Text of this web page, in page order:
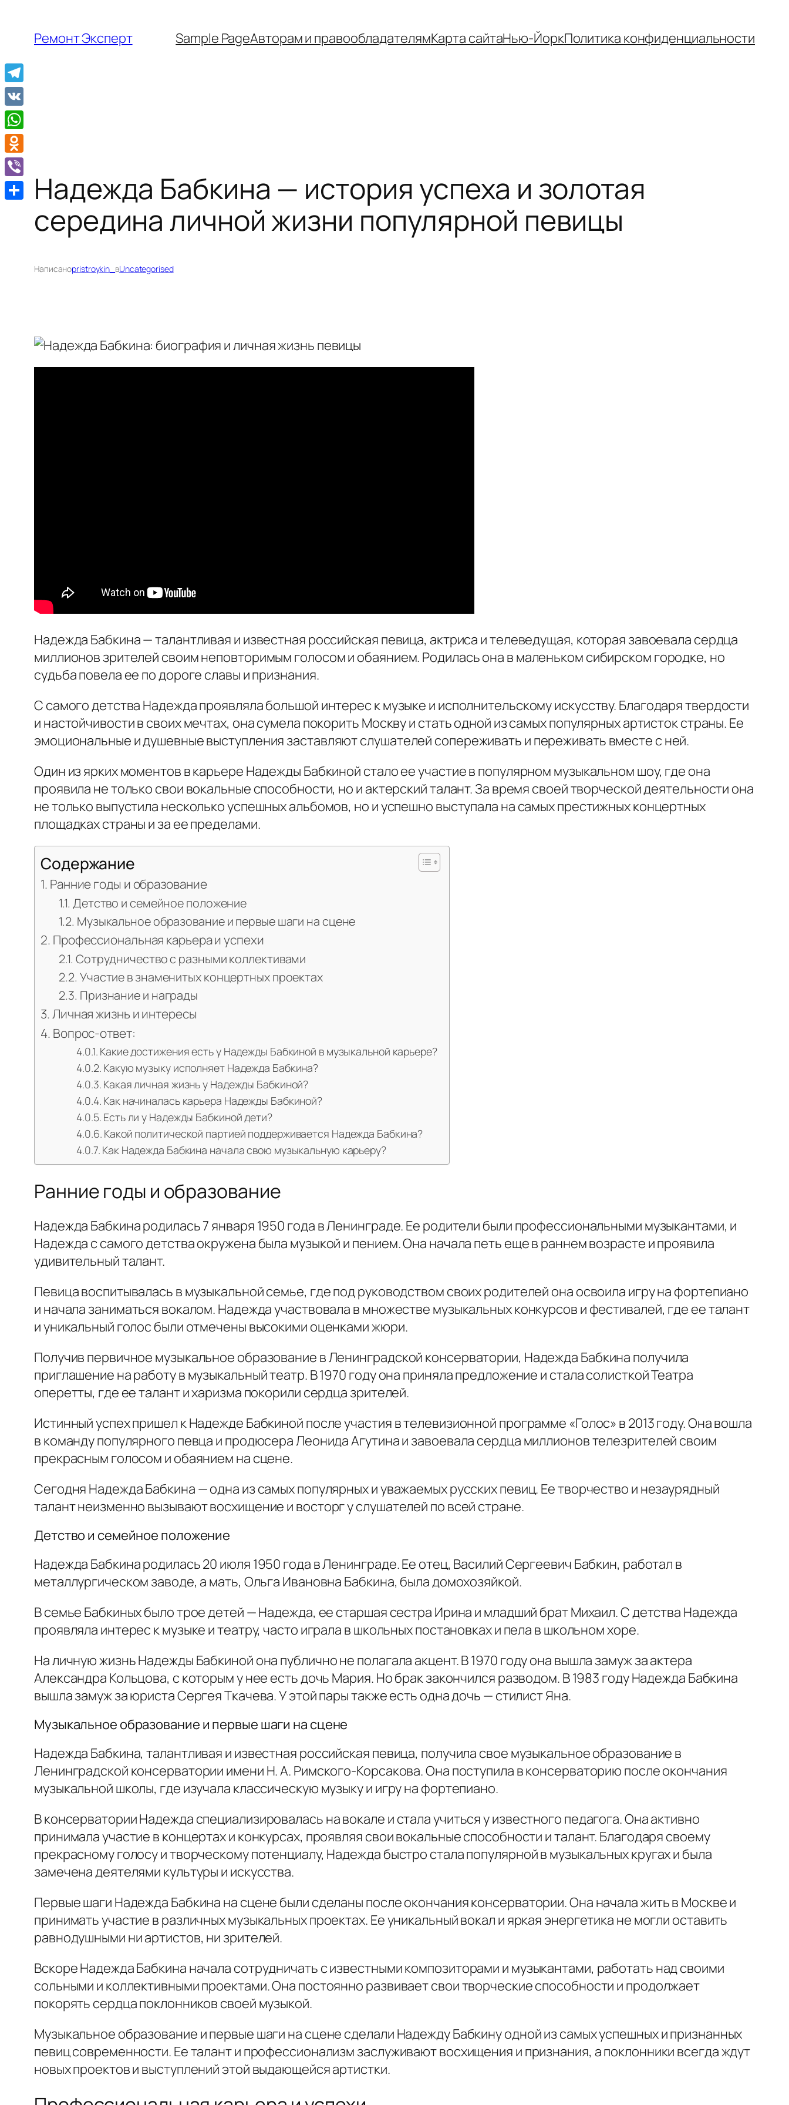
содержимому
Ремонт Эксперт Sample PageАвторам и правообладателямКарта сайтаНью-ЙоркПолитика конфиденциальности
Надежда Бабкина — история успеха и золотая
середина личной жизни популярной певицы
Написаноpristroykin_ вUncategorised
Надежда Бабкина — талантливая и известная российская певица, актриса и телеведущая, которая завоевала сердца
миллионов зрителей своим неповторимым голосом и обаянием. Родилась она в маленьком сибирском городке, но
судьба повела ее по дороге славы и признания.
С самого детства Надежда проявляла большой интерес к музыке и исполнительскому искусству. Благодаря твердости
и настойчивости в своих мечтах, она сумела покорить Москву и стать одной из самых популярных артисток страны. Ее
эмоциональные и душевные выступления заставляют слушателей сопереживать и переживать вместе с ней.
Один из ярких моментов в карьере Надежды Бабкиной стало ее участие в популярном музыкальном шоу, где она
проявила не только свои вокальные способности, но и актерский талант. За время своей творческой деятельности она
не только выпустила несколько успешных альбомов, но и успешно выступала на самых престижных концертных
площадках страны и за ее пределами.
Содержание
Ранние годы и образование
Детство и семейное положение
Музыкальное образование и первые шаги на сцене
Профессиональная карьера и успехи
Сотрудничество с разными коллективами
Участие в знаменитых концертных проектах
Признание и награды
Личная жизнь и интересы
Вопрос-ответ:
Какие достижения есть у Надежды Бабкиной в музыкальной карьере?
Какую музыку исполняет Надежда Бабкина?
Какая личная жизнь у Надежды Бабкиной?
Как начиналась карьера Надежды Бабкиной?
Есть ли у Надежды Бабкиной дети?
Какой политической партией поддерживается Надежда Бабкина?
Как Надежда Бабкина начала свою музыкальную карьеру?
Ранние годы и образование
Надежда Бабкина родилась 7 января 1950 года в Ленинграде. Ее родители были профессиональными музыкантами, и
Надежда с самого детства окружена была музыкой и пением. Она начала петь еще в раннем возрасте и проявила
удивительный талант.
Певица воспитывалась в музыкальной семье, где под руководством своих родителей она освоила игру на фортепиано
и начала заниматься вокалом. Надежда участвовала в множестве музыкальных конкурсов и фестивалей, где ее талант
и уникальный голос были отмечены высокими оценками жюри.
Получив первичное музыкальное образование в Ленинградской консерватории, Надежда Бабкина получила
приглашение на работу в музыкальный театр. В 1970 году она приняла предложение и стала солисткой Театра
оперетты, где ее талант и харизма покорили сердца зрителей.
Истинный успех пришел к Надежде Бабкиной после участия в телевизионной программе «Голос» в 2013 году. Она вошла
в команду популярного певца и продюсера Леонида Агутина и завоевала сердца миллионов телезрителей своим
прекрасным голосом и обаянием на сцене.
Сегодня Надежда Бабкина — одна из самых популярных и уважаемых русских певиц. Ее творчество и незаурядный
талант неизменно вызывают восхищение и восторг у слушателей по всей стране.
Детство и семейное положение
Надежда Бабкина родилась 20 июля 1950 года в Ленинграде. Ее отец, Василий Сергеевич Бабкин, работал в
металлургическом заводе, а мать, Ольга Ивановна Бабкина, была домохозяйкой.
В семье Бабкиных было трое детей — Надежда, ее старшая сестра Ирина и младший брат Михаил. С детства Надежда
проявляла интерес к музыке и театру, часто играла в школьных постановках и пела в школьном хоре.
На личную жизнь Надежды Бабкиной она публично не полагала акцент. В 1970 году она вышла замуж за актера
Александра Кольцова, с которым у нее есть дочь Мария. Но брак закончился разводом. В 1983 году Надежда Бабкина
вышла замуж за юриста Сергея Ткачева. У этой пары также есть одна дочь — стилист Яна.
Музыкальное образование и первые шаги на сцене
Надежда Бабкина, талантливая и известная российская певица, получила свое музыкальное образование в
Ленинградской консерватории имени Н. А. Римского-Корсакова. Она поступила в консерваторию после окончания
музыкальной школы, где изучала классическую музыку и игру на фортепиано.
В консерватории Надежда специализировалась на вокале и стала учиться у известного педагога. Она активно
принимала участие в концертах и конкурсах, проявляя свои вокальные способности и талант. Благодаря своему
прекрасному голосу и творческому потенциалу, Надежда быстро стала популярной в музыкальных кругах и была
замечена деятелями культуры и искусства.
Первые шаги Надежда Бабкина на сцене были сделаны после окончания консерватории. Она начала жить в Москве и
принимать участие в различных музыкальных проектах. Ее уникальный вокал и яркая энергетика не могли оставить
равнодушными ни артистов, ни зрителей.
Вскоре Надежда Бабкина начала сотрудничать с известными композиторами и музыкантами, работать над своими
сольными и коллективными проектами. Она постоянно развивает свои творческие способности и продолжает
покорять сердца поклонников своей музыкой.
Музыкальное образование и первые шаги на сцене сделали Надежду Бабкину одной из самых успешных и признанных
певиц современности. Ее талант и профессионализм заслуживают восхищения и признания, а поклонники всегда ждут
новых проектов и выступлений этой выдающейся артистки.
Telegram
VK
WhatsApp
Odnoklassniki
Viber